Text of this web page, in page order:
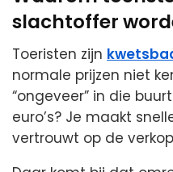
slachtoffer
Toeristen zijn
normale prijzen niet
“ongeveer” in die
euro’s? Je maakt
vertrouwt op de